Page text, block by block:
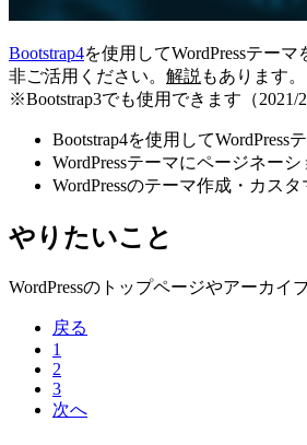
Bootstrap4を使用してWordPressテーマ
非ご活用ください。 解説 もあります
※Bootstrap3でも使用できます（2021/
Bootstrap4を使用してWordPress
WordPressテーマにページネー
WordPressのテーマ作成・カス
やりたいこと
WordPressのトップページやアーカイ
戻る
1
2
3
次へ